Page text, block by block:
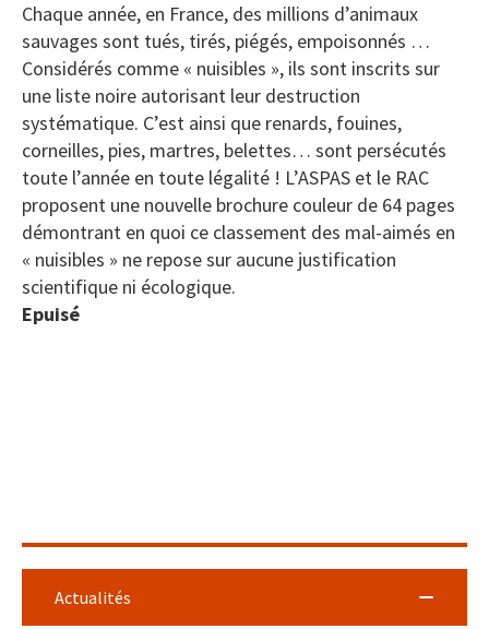
Chaque année, en France, des millions d’animaux
sauvages sont tués, tirés, piégés, empoisonnés …
Considérés comme « nuisibles », ils sont inscrits sur
une liste noire autorisant leur destruction
systématique. C’est ainsi que renards, fouines,
corneilles, pies, martres, belettes… sont persécutés
toute l’année en toute légalité ! L’ASPAS et le RAC
proposent une nouvelle brochure couleur de 64 pages
démontrant en quoi ce classement des mal-aimés en
« nuisibles » ne repose sur aucune justification
scientifique ni écologique.
Epuisé
Actualités